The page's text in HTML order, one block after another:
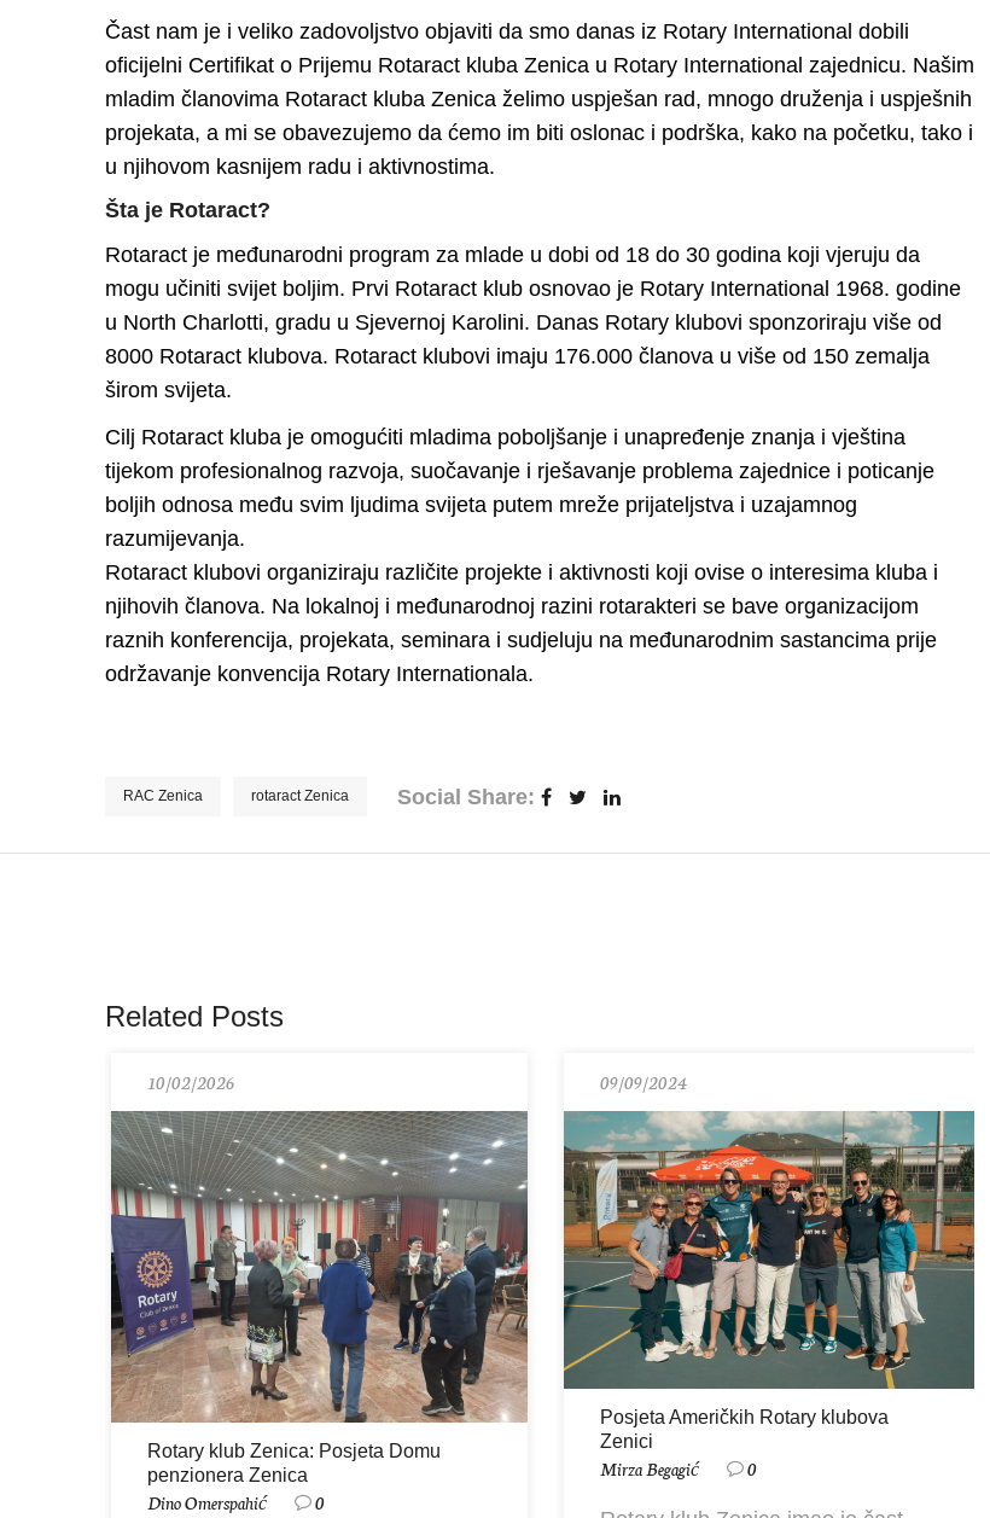
Čast nam je i veliko zadovoljstvo objaviti da smo danas iz Rotary International dobili
oficijelni Certifikat o Prijemu Rotaract kluba Zenica u Rotary International zajednicu. Našim
mladim članovima Rotaract kluba Zenica želimo uspješan rad, mnogo druženja i uspješnih
projekata, a mi se obavezujemo da ćemo im biti oslonac i podrška, kako na početku, tako i
u njihovom kasnijem radu i aktivnostima.
Šta je Rotaract?
Rotaract je međunarodni program za mlade u dobi od 18 do 30 godina koji vjeruju da
mogu učiniti svijet boljim. Prvi Rotaract klub osnovao je Rotary International 1968. godine
u North Charlotti, gradu u Sjevernoj Karolini. Danas Rotary klubovi sponzoriraju više od
8000 Rotaract klubova. Rotaract klubovi imaju 176.000 članova u više od 150 zemalja
širom svijeta.
Cilj Rotaract kluba je omogućiti mladima poboljšanje i unapređenje znanja i vještina
tijekom profesionalnog razvoja, suočavanje i rješavanje problema zajednice i poticanje
boljih odnosa među svim ljudima svijeta putem mreže prijateljstva i uzajamnog
razumijevanja.
Rotaract klubovi organiziraju različite projekte i aktivnosti koji ovise o interesima kluba i
njihovih članova. Na lokalnoj i međunarodnoj razini rotarakteri se bave organizacijom
raznih konferencija, projekata, seminara i sudjeluju na međunarodnim sastancima prije
održavanje konvencija Rotary Internationala.
RAC Zenica rotaract Zenica Social Share:
Related Posts
10/02/2026
Rotary klub Zenica: Posjeta Domu
penzionera Zenica
Dino Omerspahić 0
09/09/2024
Posjeta Američkih Rotary klubova
Zenici
Mirza Begagić 0